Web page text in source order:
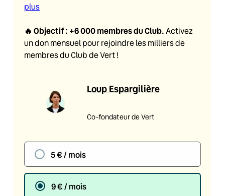
plus
🔥 Objectif : +6 000 membres du Club. Activez
un don mensuel pour rejoindre les milliers de
membres du Club de Vert !
Loup Espargilière
Co-fondateur de Vert
5 € / mois
9 € / mois